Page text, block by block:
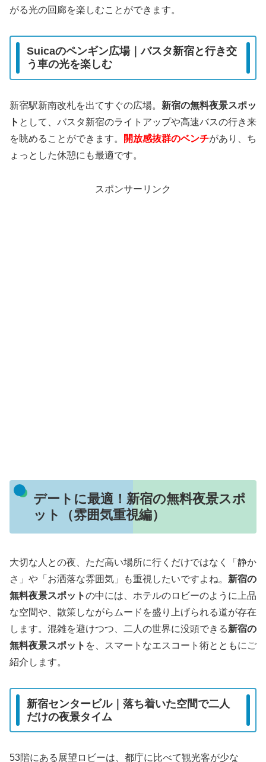
がる光の回廊を楽しむことができます。
Suicaのペンギン広場｜バスタ新宿と行き交
う車の光を楽しむ
新宿駅新南改札を出てすぐの広場。 新宿の無料夜景スポッ
ト として、バスタ新宿のライトアップや高速バスの行き来
を眺めることができます。
開放感抜群のベンチがあり、ち
ょっとした休憩にも最適です。
スポンサーリンク
デートに最適！新宿の無料夜景スポ
ット（雰囲気重視編）
大切な人との夜、ただ高い場所に行くだけではなく「静か
さ」や「お洒落な雰囲気」も重視したいですよね。 新宿の
無料夜景スポットの中には、ホテルのロビーのように上品
な空間や、散策しながらムードを盛り上げられる道が存在
します。混雑を避けつつ、二人の世界に没頭できる新宿の
無料夜景スポット を、スマートなエスコート術とともにご
紹介します。
新宿センタービル｜落ち着いた空間で二人
だけの夜景タイム
53階にある展望ロビーは、都庁に比べて観光客が少な